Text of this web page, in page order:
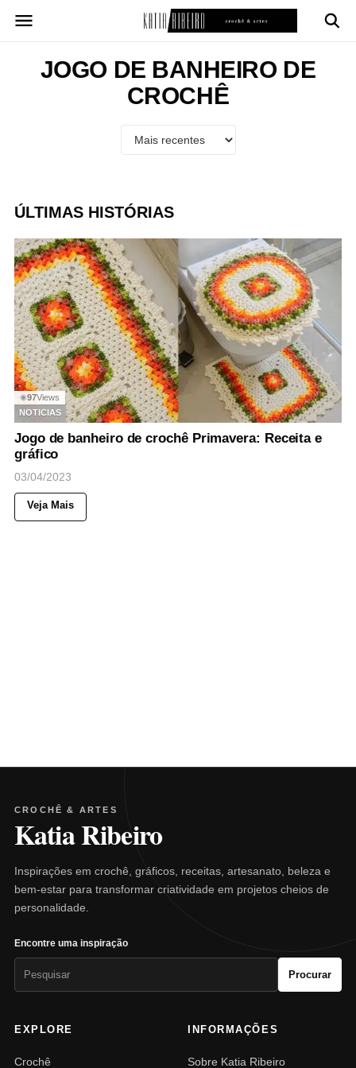
para
conteúdoJOGO DE BANHEIRO DE
CROCHÊ
ÚLTIMAS HISTÓRIAS
◉97Views
NOTICIAS
Jogo de banheiro de crochê Primavera: Receita e
gráfico
03/04/2023
Veja Mais
CROCHÊ & ARTES
Katia Ribeiro
Inspirações em crochê, gráficos, receitas, artesanato, beleza e
bem-estar para transformar criatividade em projetos cheios de
personalidade.
Encontre uma inspiração
Procurar
EXPLORE
Crochê
INFORMAÇÕES
Sobre Katia Ribeiro